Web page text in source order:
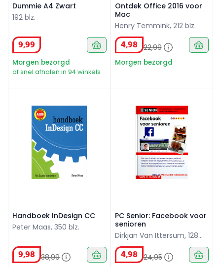
Dummie A4 Zwart
192 blz.
9,99
Morgen bezorgd
of snel afhalen in 94 winkels
Ontdek Office 2016 voor
Mac
Henry Temmink, 212 blz.
4,98 22,99
Morgen bezorgd
Handboek InDesign CC
Peter Maas, 350 blz.
9,98 38,99
PC Senior: Facebook voor
senioren
Dirkjan Van Ittersum, 128
blz.
4,98 24,95